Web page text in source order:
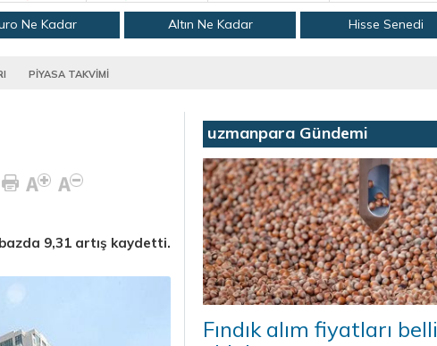
Ne Kadar Altın Ne Kadar Hisse Senedi
PİYASA TAKVİMİ
9,31 artış kaydetti.
uzmanpara Gündemi
Fındık alım fiyatları belli